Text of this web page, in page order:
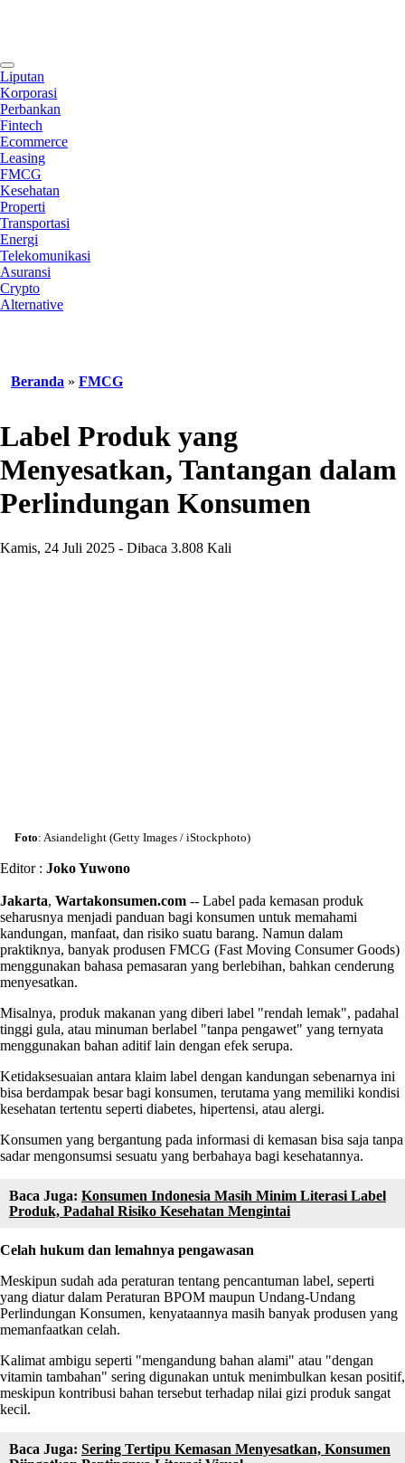
Liputan
Korporasi
Perbankan
Fintech
Ecommerce
Leasing
FMCG
Kesehatan
Properti
Transportasi
Energi
Telekomunikasi
Asuransi
Crypto
Alternative
Beranda » FMCG
Label Produk yang
Menyesatkan, Tantangan dalam
Perlindungan Konsumen
Kamis, 24 Juli 2025 - Dibaca 3.808 Kali
Foto: Asiandelight (Getty Images / iStockphoto)
Editor : Joko Yuwono
Jakarta, Wartakonsumen.com -- Label pada kemasan produk
seharusnya menjadi panduan bagi konsumen untuk memahami
kandungan, manfaat, dan risiko suatu barang. Namun dalam
praktiknya, banyak produsen FMCG (Fast Moving Consumer Goods)
menggunakan bahasa pemasaran yang berlebihan, bahkan cenderung
menyesatkan.
Misalnya, produk makanan yang diberi label "rendah lemak", padahal
tinggi gula, atau minuman berlabel "tanpa pengawet" yang ternyata
menggunakan bahan aditif lain dengan efek serupa.
Ketidaksesuaian antara klaim label dengan kandungan sebenarnya ini
bisa berdampak besar bagi konsumen, terutama yang memiliki kondisi
kesehatan tertentu seperti diabetes, hipertensi, atau alergi.
Konsumen yang bergantung pada informasi di kemasan bisa saja tanpa
sadar mengonsumsi sesuatu yang berbahaya bagi kesehatannya.
Baca Juga: Konsumen Indonesia Masih Minim Literasi Label
Produk, Padahal Risiko Kesehatan Mengintai
Celah hukum dan lemahnya pengawasan
Meskipun sudah ada peraturan tentang pencantuman label, seperti
yang diatur dalam Peraturan BPOM maupun Undang-Undang
Perlindungan Konsumen, kenyataannya masih banyak produsen yang
memanfaatkan celah.
Kalimat ambigu seperti "mengandung bahan alami" atau "dengan
vitamin tambahan" sering digunakan untuk menimbulkan kesan positif,
meskipun kontribusi bahan tersebut terhadap nilai gizi produk sangat
kecil.
Baca Juga: Sering Tertipu Kemasan Menyesatkan, Konsumen